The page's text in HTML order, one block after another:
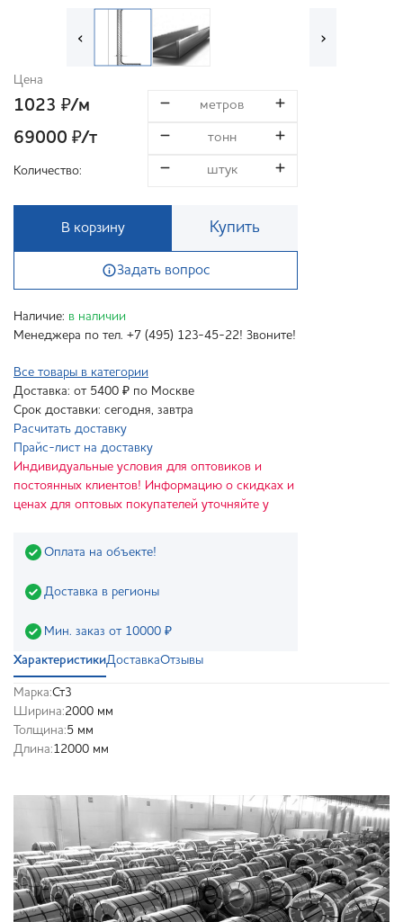
‹ ›
Цена
1023 ₽/м
69000 ₽/т
Количество:
В корзину Купить
Задать вопрос
Наличие: в наличии
Менеджера по тел. +7 (495) 123-45-22! Звоните!
Все товары в категории
Доставка: от 5400 ₽ по Москве
Срок доставки: сегодня, завтра
Расчитать доставку
Прайс-лист на доставку
Индивидуальные условия для оптовиков и
постоянных клиентов! Информацию о скидках и
ценах для оптовых покупателей уточняйте у
Оплата на объекте!
Доставка в регионы
Мин. заказ от 10000 ₽
ХарактеристикиДоставкаОтзывы
Марка:Ст3
Ширина:2000 мм
Толщина:5 мм
Длина:12000 мм